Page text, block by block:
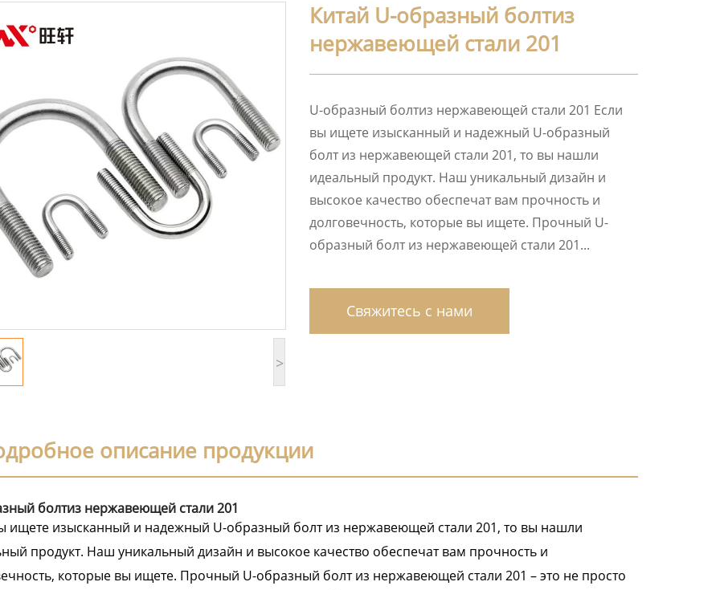
>
Китай U-образный болтиз
нержавеющей стали 201
U-образный болтиз нержавеющей стали 201 Если
вы ищете изысканный и надежный U-образный
болт из нержавеющей стали 201, то вы нашли
идеальный продукт. Наш уникальный дизайн и
высокое качество обеспечат вам прочность и
долговечность, которые вы ищете. Прочный U-
образный болт из нержавеющей стали 201...
Свяжитесь с нами
описание продукции
болтиз нержавеющей стали 201
ищете изысканный и надежный U-образный болт из нержавеющей стали 201, то вы нашли
продукт. Наш уникальный дизайн и высокое качество обеспечат вам прочность и
которые вы ищете. Прочный U-образный болт из нержавеющей стали 201 – это не просто